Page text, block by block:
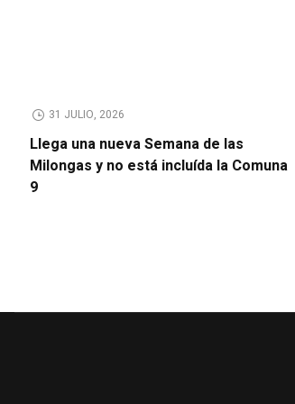
31 JULIO, 2026
Llega una nueva Semana de las
Milongas y no está incluída la Comuna
9